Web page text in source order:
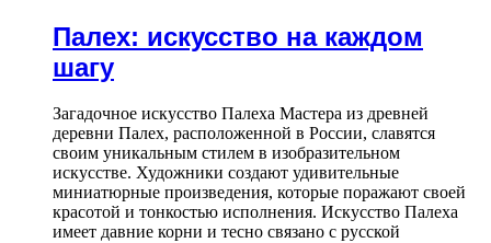
Палех: искусство на каждом
шагу
Загадочное искусство Палеха Мастера из древней
деревни Палех, расположенной в России, славятся
своим уникальным стилем в изобразительном
искусстве. Художники создают удивительные
миниатюрные произведения, которые поражают своей
красотой и тонкостью исполнения. Искусство Палеха
имеет давние корни и тесно связано с русской